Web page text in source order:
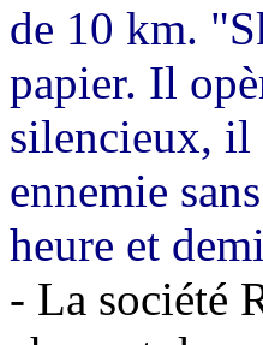
de 10 km.
papier. Il
silencieux, il
ennemie
heure et
- La société